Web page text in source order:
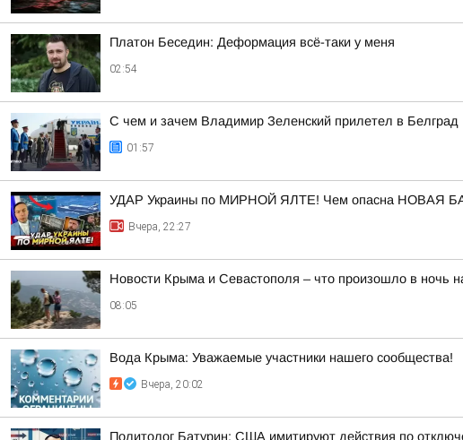
Платон Беседин: Деформация всё-таки у меня
02:54
С чем и зачем Владимир Зеленский прилетел в Белград
01:57
УДАР Украины по МИРНОЙ ЯЛТЕ! Чем опасна НОВАЯ
Вчера, 22:27
Новости Крыма и Севастополя – что произошло в ночь
08:05
Вода Крыма: Уважаемые участники нашего сообщества!
Вчера, 20:02
Политолог Батурин: США имитируют действия по